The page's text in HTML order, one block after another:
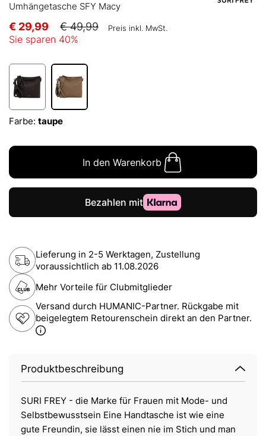
Umhängetasche SFY Macy
€ 29,99 € 49,99 Preis inkl. MwSt.
Sie sparen 40%
Farbe: taupe
In den Warenkorb
Lieferung in 2-5 Werktagen, Zustellung
voraussichtlich ab 11.08.2026
Mehr Vorteile für Clubmitglieder
Versand durch HUMANIC-Partner. Rückgabe mit
beigelegtem Retourenschein direkt an den Partner.
Produktbeschreibung
SURI FREY - die Marke für Frauen mit Mode- und
Selbstbewusstsein Eine Handtasche ist wie eine
gute Freundin, sie lässt einen nie im Stich und man